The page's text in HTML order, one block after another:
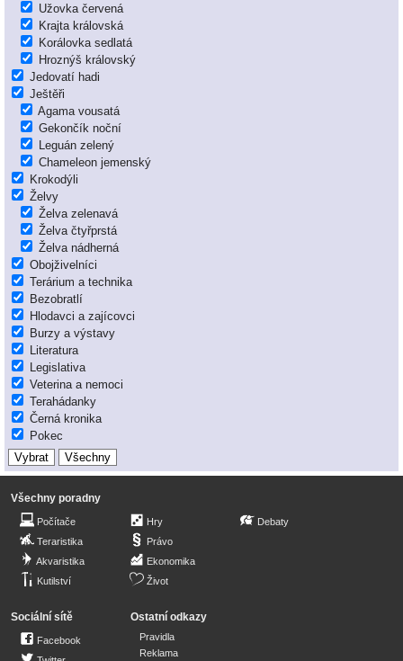
Užovka červená
Krajta královská
Korálovka sedlatá
Hroznýš královský
Jedovatí hadi
Ještěři
Agama vousatá
Gekončík noční
Leguán zelený
Chameleon jemenský
Krokodýli
Želvy
Želva zelenavá
Želva čtyřprstá
Želva nádherná
Obojživelníci
Terárium a technika
Bezobratlí
Hlodavci a zajícovci
Burzy a výstavy
Literatura
Legislativa
Veterina a nemoci
Terahádanky
Černá kronika
Pokec
Všechny poradny
Počítače
Teraristika
Akvaristika
Kutilství
Hry
Právo
Ekonomika
Život
Debaty
Sociální sítě
Facebook
Ostatní odkazy
Pravidla
Reklama